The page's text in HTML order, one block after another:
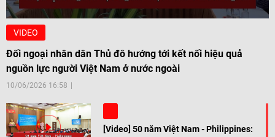
VIDEO
Đối ngoại nhân dân Thủ đô hướng tới kết nối hiệu quả
nguồn lực người Việt Nam ở nước ngoài
10/06/2026 16:58
[Video] 50 năm Việt Nam - Philippines: